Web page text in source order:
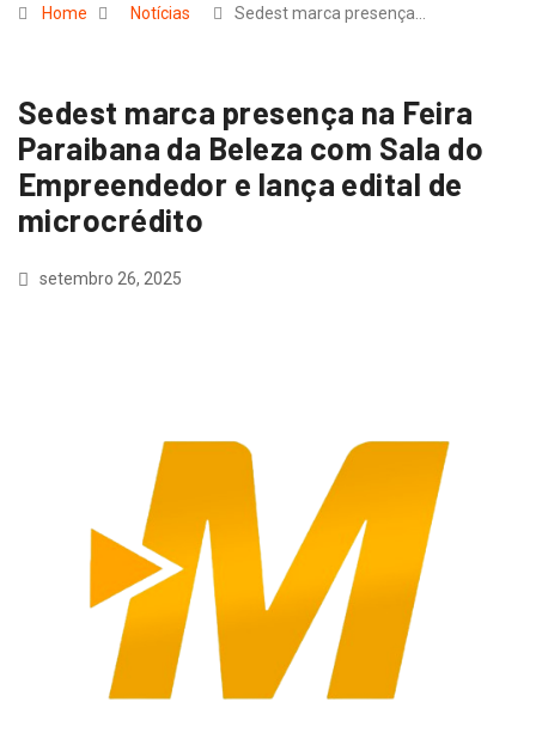
Home Notícias Sedest marca presença…
Sedest marca presença na Feira
Paraibana da Beleza com Sala do
Empreendedor e lança edital de
microcrédito
setembro 26, 2025